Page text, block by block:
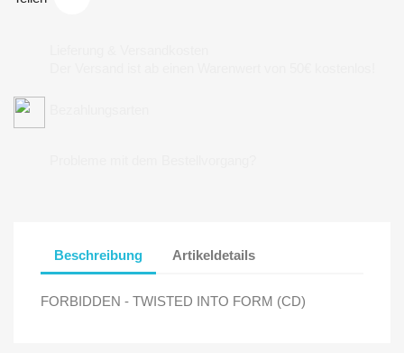
Beschreibung Artikeldetails
FORBIDDEN - TWISTED INTO FORM (CD)